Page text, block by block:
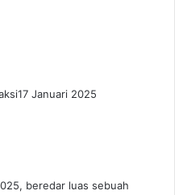
17 Januari 2025
beredar luas sebuah